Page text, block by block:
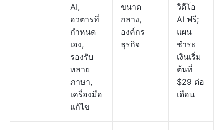
AI,
อวตารที่
กำหนด
เอง,
รองรับ
หลาย
ภาษา,
เครื่องมือ
แก้ไข
ขนาด
กลาง,
องค์กร
ธุรกิจ
วิดีโอ
AI ฟรี;
แผน
ชำระ
เงินเริ่ม
ต้นที่
$29 ต่อ
เดือน